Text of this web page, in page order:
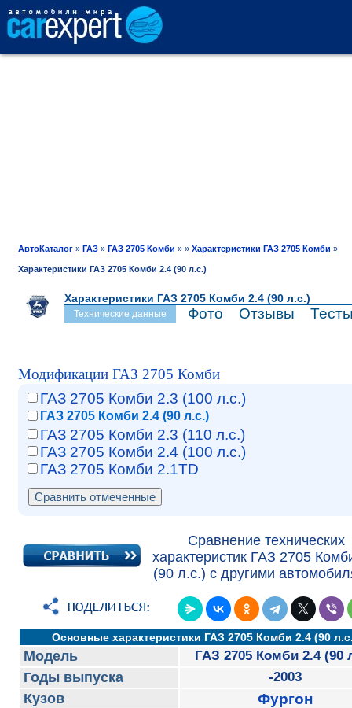
ТЕСТ-ДРАЙВ
ПРОДАЖА
АвтоКаталог» ГАЗ» ГАЗ 2705 Комби » » Характеристики ГАЗ 2705 Комби »
Характеристики ГАЗ 2705 Комби 2.4 (90 л.с.)
Характеристики ГАЗ 2705 Комби 2.4 (90 л.с.)
Технические данные Фото Отзывы
Модификации ГАЗ 2705 Комби
ГАЗ 2705 Комби 2.3 (100 л.с.)
ГАЗ 2705 Комби 2.4 (90 л.с.)
ГАЗ 2705 Комби 2.3 (110 л.с.)
ГАЗ 2705 Комби 2.4 (100 л.с.)
ГАЗ 2705 Комби 2.1TD
Сравнение технических
характеристик ГАЗ 2705
(90 л.с.) с другими
Основные характеристики ГАЗ 2705 Комби 2.4 (90
Модель ГАЗ 2705 Комби 2.4 (90
Годы выпуска -2003
Кузов Фургон